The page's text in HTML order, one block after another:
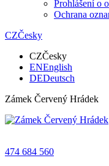
Prohlášení o
Ochrana
CZČesky
CZČesky
ENEnglish
DEDeutsch
Zámek Červený Hrádek
474 684 560